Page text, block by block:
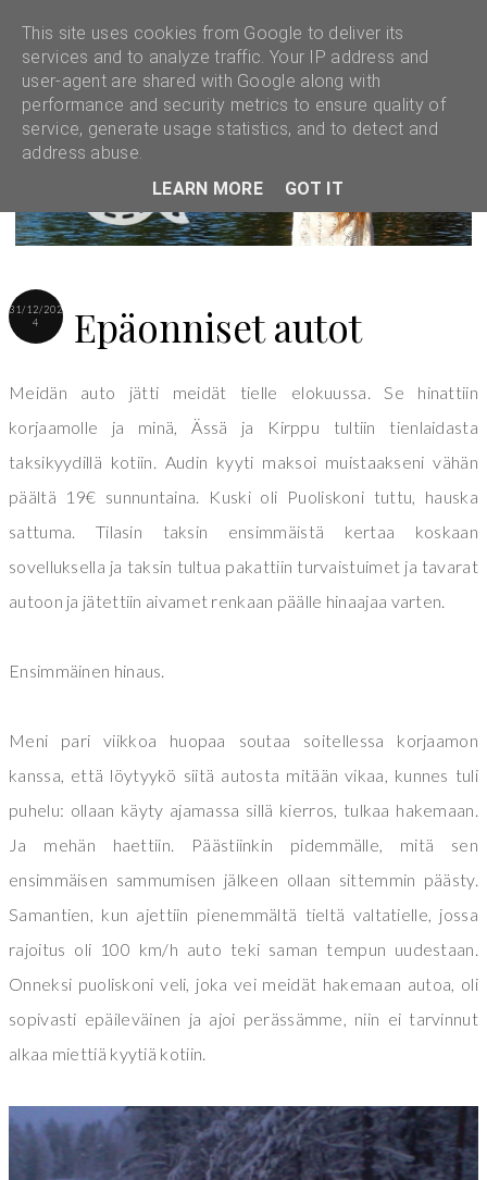
31/12/202
4
Epäonniset autot
Meidän auto jätti meidät tielle elokuussa. Se hinattiin
korjaamolle ja minä, Ässä ja Kirppu tultiin tienlaidasta
taksikyydillä kotiin. Audin kyyti maksoi muistaakseni vähän
päältä 19€ sunnuntaina. Kuski oli Puoliskoni tuttu, hauska
sattuma. Tilasin taksin ensimmäistä kertaa koskaan
sovelluksella ja taksin tultua pakattiin turvaistuimet ja tavarat
autoon ja jätettiin aivamet renkaan päälle hinaajaa varten.
Ensimmäinen hinaus.
Meni pari viikkoa huopaa soutaa soitellessa korjaamon
kanssa, että löytyykö siitä autosta mitään vikaa, kunnes tuli
puhelu: ollaan käyty ajamassa sillä kierros, tulkaa hakemaan.
Ja mehän haettiin. Päästiinkin pidemmälle, mitä sen
ensimmäisen sammumisen jälkeen ollaan sittemmin päästy.
Samantien, kun ajettiin pienemmältä tieltä valtatielle, jossa
rajoitus oli 100 km/h auto teki saman tempun uudestaan.
Onneksi puoliskoni veli, joka vei meidät hakemaan autoa, oli
sopivasti epäileväinen ja ajoi perässämme, niin ei tarvinnut
alkaa miettiä kyytiä kotiin.
This site uses cookies from Google to deliver its
services and to analyze traffic. Your IP address and
user-agent are shared with Google along with
performance and security metrics to ensure quality of
service, generate usage statistics, and to detect and
address abuse.
LEARN MORE
GOT IT